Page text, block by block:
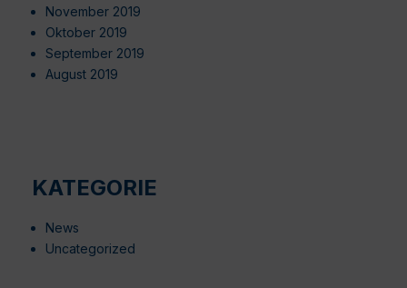
November 2019
Oktober 2019
September 2019
August 2019
KATEGORIE
News
Uncategorized